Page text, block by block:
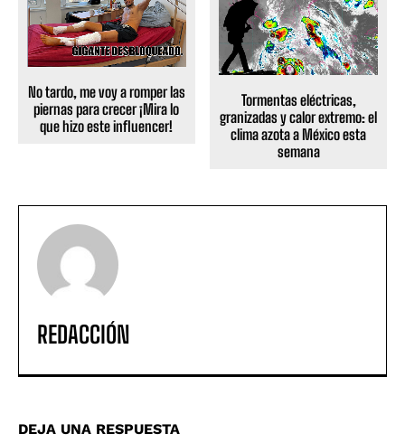
No tardo, me voy a romper las
piernas para crecer ¡Mira lo
que hizo este influencer!
Tormentas eléctricas,
granizadas y calor extremo: el
clima azota a México esta
semana
REDACCIÓN
DEJA UNA RESPUESTA